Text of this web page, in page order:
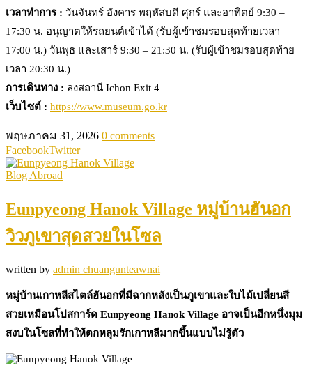
เวลาทำการ : วันจันทร์ อังคาร พฤหัสบดี ศุกร์ และอาทิตย์ 9:30 –
17:30 น. อนุญาตให้รถยนต์เข้าได้ (รับผู้เข้าชมรอบสุดท้ายเวลา
17:00 น.) วันพุธ และเสาร์ 9:30 – 21:30 น. (รับผู้เข้าชมรอบสุดท้าย
เวลา 20:30 น.)
การเดินทาง : ลงสถานี Ichon Exit 4
เว็บไซต์ : https://www.museum.go.kr
พฤษภาคม 31, 2026 0 comments
FacebookTwitter
Blog Abroad
Eunpyeong Hanok Village หมู่บ้านฮันอก
วิวภูเขาสุดสวยในโซล
written by admin chuangunteawnai
หมู่บ้านเกาหลีสไตล์ฮันอกที่มีฉากหลังเป็นภูเขาและใบไม้เปลี่ยนสี
สวยเหมือนโปสการ์ด Eunpyeong Hanok Village อาจเป็นอีกหนึ่งมุม
สงบในโซลที่ทำให้ตกหลุมรักเกาหลีมากขึ้นแบบไม่รู้ตัว